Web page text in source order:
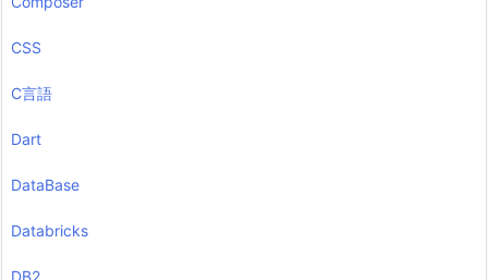
CSS
C言語
Dart
DataBase
Databricks